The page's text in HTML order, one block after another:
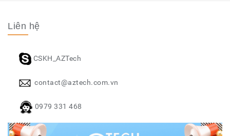
Liên hệ
CSKH_AZTech
contact@aztech.com.vn
0979 331 468